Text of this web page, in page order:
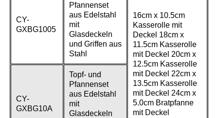
CY-
GXBG1005
Pfannenset
aus Edelstahl
mit
Glasdeckeln
und Griffen aus
Stahl
16cm x 10.5cm
Kasserolle mit
Deckel 18cm x
11.5cm Kasserolle
mit Deckel 20cm x
12.5cm Kasserolle
mit Deckel 22cm x
13.5cm Kasserolle
mit Deckel 24cm x
5.0cm Bratpfanne
mit Deckel
CY-
GXBG10A
Topf- und
Pfannenset
aus Edelstahl
mit
Glasdeckeln